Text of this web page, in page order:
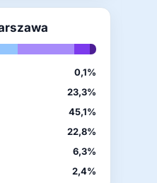
0,1%
23,3%
45,1%
22,8%
6,3%
2,4%